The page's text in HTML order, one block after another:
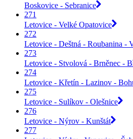
Boskovice - Sebranice
271
Letovice - Velké Opatovice
272
Letovice - Deštná - Roubanina -
273
Letovice - Stvolová - Brněnec -
274
Letovice - Křetín - Lazinov -
275
Letovice - Sulíkov - Olešnice
276
Letovice - Nýrov - Kunštát
277